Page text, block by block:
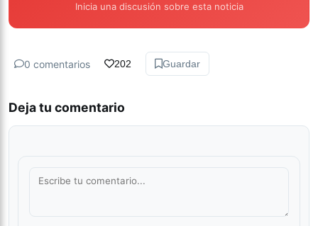
Inicia una discusión sobre esta noticia
0 comentarios 202 Guardar
Deja tu comentario